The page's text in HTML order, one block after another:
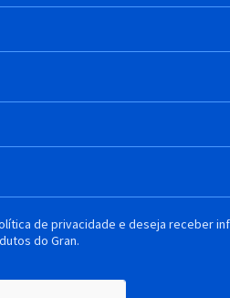
de privacidade e deseja receber
do Gran.